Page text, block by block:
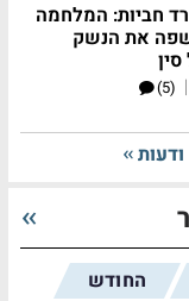
חביות: המלחמה
את הנשק
|
(5)
ודעות
החודש